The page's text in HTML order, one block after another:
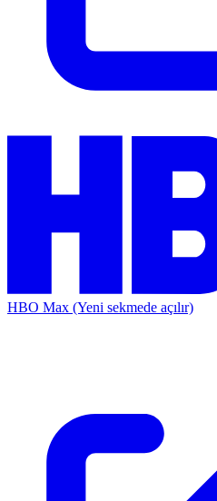
HBO Max (Yeni sekmede açılır)